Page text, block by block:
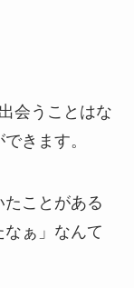
会うことはな
きます。
ことがある
ぁ」なんて